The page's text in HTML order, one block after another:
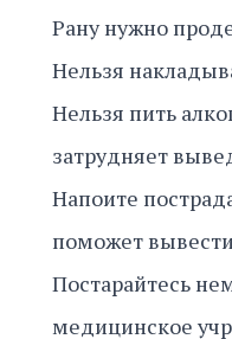
Рану нужно
Нельзя
Нельзя пить
затрудняет
Напоите
поможет
Постарайтесь
медицинское